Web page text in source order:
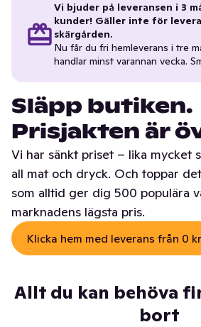
Vi bjuder på leveransen i 3
kunder! Gäller inte för
skärgården.
Nu får du fri hemleverans i tre
handlar minst varannan vecka.
Släpp butiken.
Prisjakten är
Vi har sänkt priset – lika mycket
all mat och dryck. Och toppar
som alltid ger dig 500 populära
marknadens lägsta pris.
Klicka hem med leverans från 0 kr
Allt du kan behöva
bort